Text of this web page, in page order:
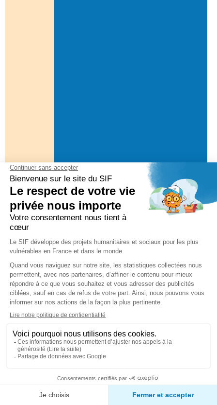
2,3 million
de bénéficiaires soutenus
dans 20 pays